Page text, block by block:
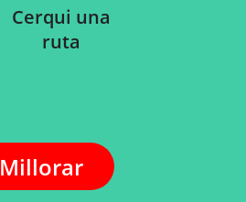
Cerqui una
ruta
Millorar